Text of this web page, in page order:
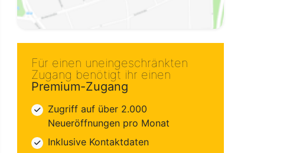
Für einen uneingeschränkten
Zugang benötigt ihr einen
Premium-Zugang
Zugriff auf über 2.000
Neueröffnungen pro Monat
Inklusive Kontaktdaten